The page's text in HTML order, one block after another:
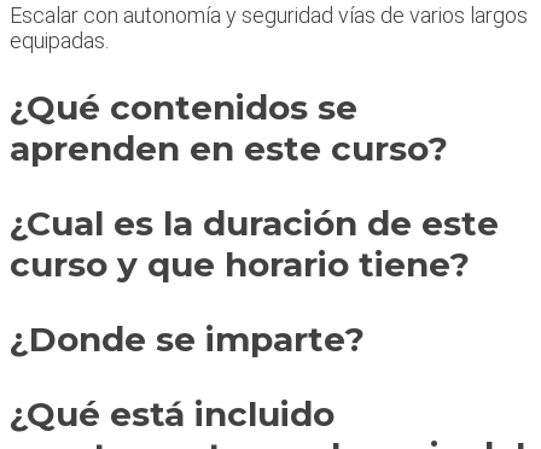
Escalar con autonomía y seguridad vías de varios largos
equipadas.
¿Qué contenidos se
aprenden en este curso?
¿Cual es la duración de este
curso y que horario tiene?
¿Donde se imparte?
¿Qué está incluido